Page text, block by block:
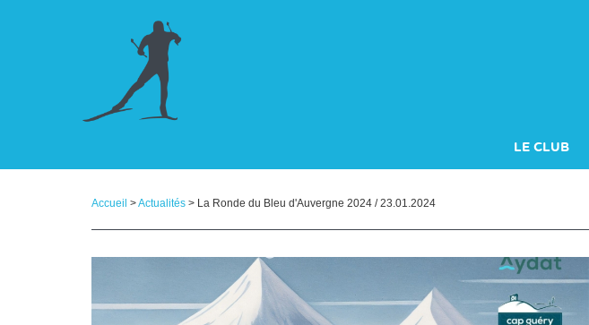
LE CLUB
Accueil >Actualités > La Ronde du Bleu d'Auvergne 2024 / 23.01.2024